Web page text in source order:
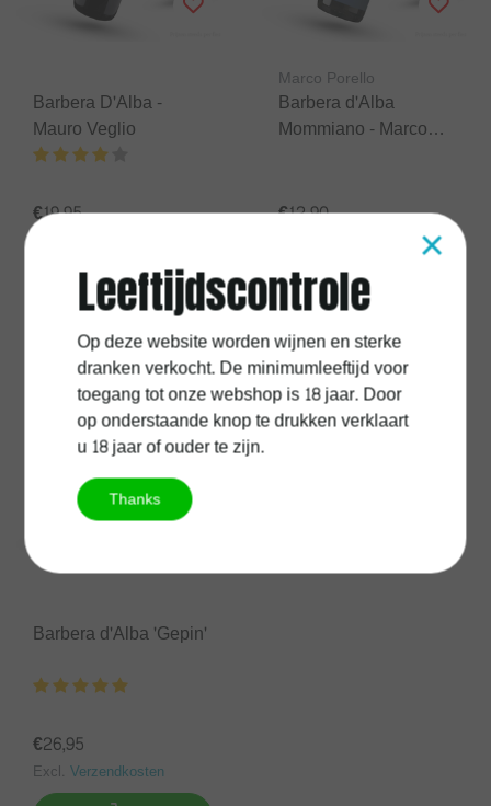
Barbera D'Alba -
Mauro Veglio
€19,95
Marco Porello
Barbera d'Alba
Mommiano - Marco
€12,90
Barbera d'Alba 'Gepin'
€26,95
Excl. Verzendkosten
×
Leeftijdscontrole
Op deze website worden wijnen en sterke
dranken verkocht. De minimumleeftijd voor
toegang tot onze webshop is 18 jaar. Door
op onderstaande knop te drukken verklaart
u 18 jaar of ouder te zijn.
Thanks